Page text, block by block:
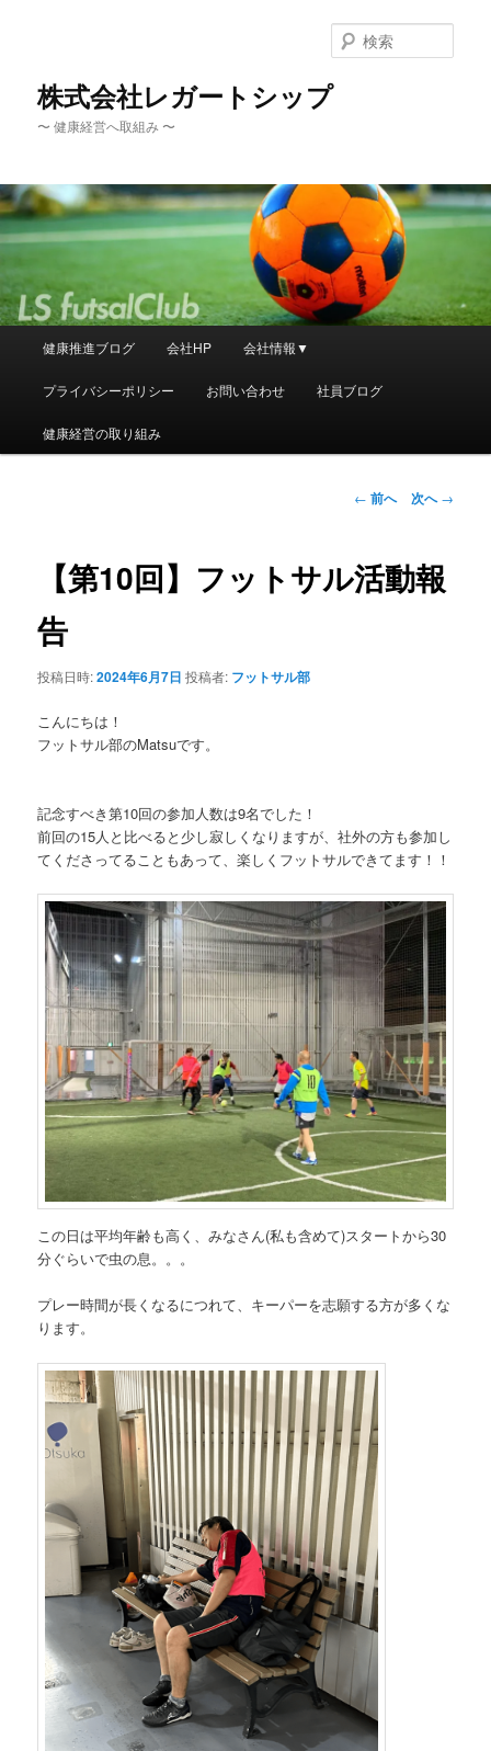
へ
移
動
株式会社レガートシップ
〜 健康経営へ取組み 〜
索
ュ
健康推進ブログ 会社HP 会社情報▼
プライバシーポリシー お問い合わせ 社員ブログ
健康経営の取り組み
投
ビ
ゲ
← 前へ 次へ→
【第10回】フットサル活動報
告
投稿日時:2024年6月7日 投稿者: フットサル部
こんにちは！
フットサル部のMatsuです。
記念すべき第10回の参加人数は9名でした！
前回の15人と比べると少し寂しくなりますが、社外の方も参加し
てくださってることもあって、楽しくフットサルできてます！！
この日は平均年齢も高く、みなさん(私も含めて)スタートから30
分ぐらいで虫の息。。。
プレー時間が長くなるにつれて、キーパーを志願する方が多くな
ります。